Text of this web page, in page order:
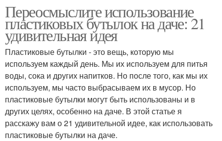
Переосмыслите использование
пластиковых бутылок на даче: 21
удивительная идея
Пластиковые бутылки - это вещь, которую мы
используем каждый день. Мы их используем для питья
воды, сока и других напитков. Но после того, как мы их
используем, мы часто выбрасываем их в мусор. Но
пластиковые бутылки могут быть использованы и в
других целях, особенно на даче. В этой статье я
расскажу вам о 21 удивительной идее, как использовать
пластиковые бутылки на даче.